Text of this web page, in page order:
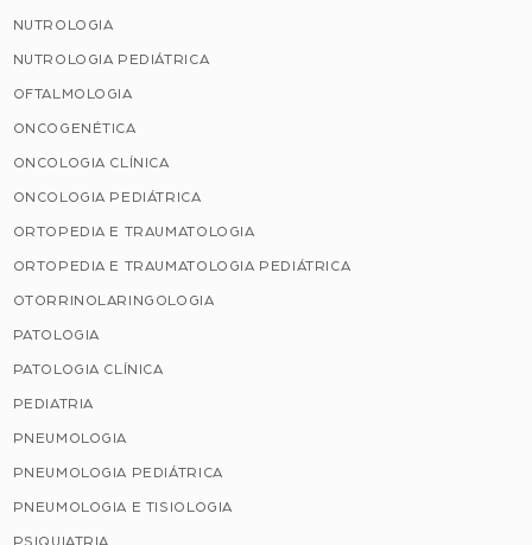
NUTROLOGIA
NUTROLOGIA PEDIÁTRICA
OFTALMOLOGIA
ONCOGENÉTICA
ONCOLOGIA CLÍNICA
ONCOLOGIA PEDIÁTRICA
ORTOPEDIA E TRAUMATOLOGIA
ORTOPEDIA E TRAUMATOLOGIA PEDIÁTRICA
OTORRINOLARINGOLOGIA
PATOLOGIA
PATOLOGIA CLÍNICA
PEDIATRIA
PNEUMOLOGIA
PNEUMOLOGIA PEDIÁTRICA
PNEUMOLOGIA E TISIOLOGIA
PSIQUIATRIA